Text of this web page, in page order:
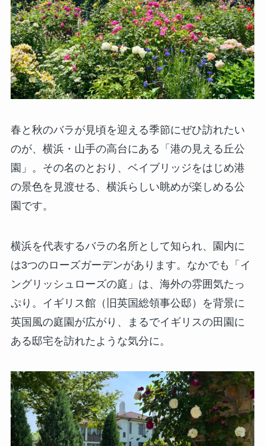
春と秋のバラが見頃を迎える季節にぜひ訪れたい
のが、横浜・山手の高台にある「港の見える丘公
園」。その名のとおり、ベイブリッジをはじめ港
の景色を見渡せる、横浜らしい眺めが楽しめる公
園です。
横浜を代表するバラの名所として知られ、園内に
は3つのローズガーデンがあります。なかでも「イ
ングリッシュローズの庭」は、海外の雰囲気たっ
ぷり。イギリス館（旧英国総領事公邸）を背景に
英国風の庭園が広がり、まるでイギリスの田園に
ある邸宅を訪れたような気分に。